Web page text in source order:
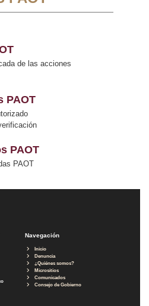
de las acciones
PAOT
PAOT
PAOT
Navegación
Inicio
Denuncia
¿Quiénes somos?
Micrositios
Comunicados
Consejo de Gobierno